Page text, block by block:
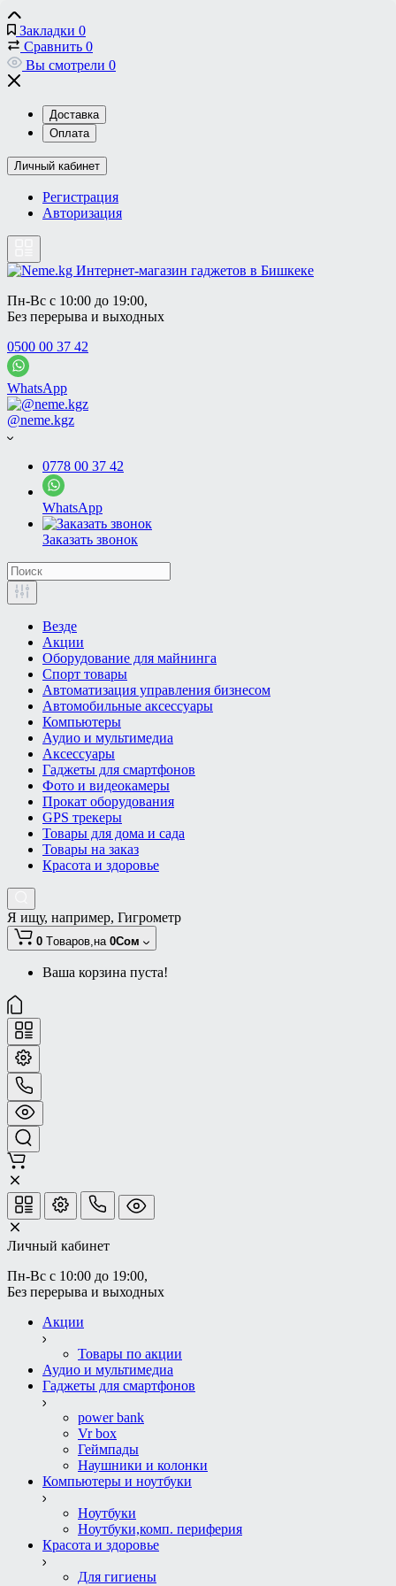
Закладки 0
Сравнить 0
Вы смотрели 0
Доставка
Оплата
Личный кабинет
Регистрация
Авторизация
Пн-Вс с 10:00 до 19:00,
Без перерыва и выходных
0500 00 37 42
WhatsApp
@neme.kgz
0778 00 37 42
WhatsApp
Заказать звонок
Везде
Акции
Оборудование для майнинга
Спорт товары
Автоматизация управления бизнесом
Автомобильные аксессуары
Компьютеры
Аудио и мультимедиа
Аксессуары
Гаджеты для смартфонов
Фото и видеокамеры
Прокат оборудования
GPS трекеры
Товары для дома и сада
Товары на заказ
Красота и здоровье
Я ищу, например, Гигрометр
0 Tоваров,на 0Сом
Ваша корзина пуста!
Личный кабинет
Пн-Вс с 10:00 до 19:00,
Без перерыва и выходных
Акции
Товары по акции
Аудио и мультимедиа
Гаджеты для смартфонов
power bank
Vr box
Геймпады
Наушники и колонки
Компьютеры и ноутбуки
Ноутбуки
Ноутбуки,комп. периферия
Красота и здоровье
Для гигиены